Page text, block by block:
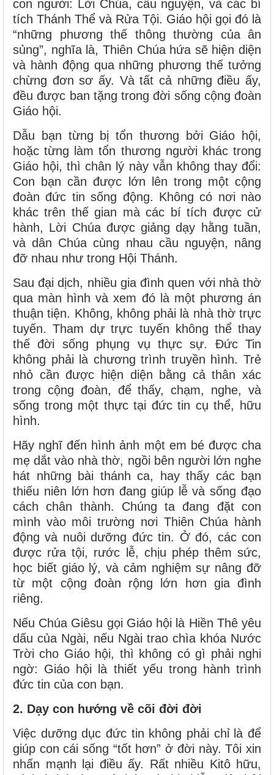
con người: Lời Chúa, cầu nguyện, và các bí
tích Thánh Thể và Rửa Tội. Giáo hội gọi đó là
“những phương thế thông thường của ân
sủng”, nghĩa là, Thiên Chúa hứa sẽ hiện diện
và hành động qua những phương thế tưởng
chừng đơn sơ ấy. Và tất cả những điều ấy,
đều được ban tặng trong đời sống cộng đoàn
Giáo hội.
Dẫu bạn từng bị tổn thương bởi Giáo hội,
hoặc từng làm tổn thương người khác trong
Giáo hội, thì chân lý này vẫn không thay đổi:
Con bạn cần được lớn lên trong một cộng
đoàn đức tin sống động. Không có nơi nào
khác trên thế gian mà các bí tích được cử
hành, Lời Chúa được giảng dạy hằng tuần,
và dân Chúa cùng nhau cầu nguyện, nâng
đỡ nhau như trong Hội Thánh.
Sau đại dịch, nhiều gia đình quen với nhà thờ
qua màn hình và xem đó là một phương án
thuận tiện. Không, không phải là nhà thờ trực
tuyến. Tham dự trực tuyến không thể thay
thế đời sống phụng vụ thực sự. Đức Tin
không phải là chương trình truyền hình. Trẻ
nhỏ cần được hiện diện bằng cả thân xác
trong cộng đoàn, để thấy, chạm, nghe, và
sống trong một thực tại đức tin cụ thể, hữu
hình.
Hãy nghĩ đến hình ảnh một em bé được cha
mẹ dắt vào nhà thờ, ngồi bên người lớn nghe
hát những bài thánh ca, hay thấy các bạn
thiếu niên lớn hơn đang giúp lễ và sống đạo
cách chân thành. Chúng ta đang đặt con
mình vào môi trường nơi Thiên Chúa hành
động và nuôi dưỡng đức tin. Ở đó, các con
được rửa tội, rước lễ, chịu phép thêm sức,
học biết giáo lý, và cảm nghiệm sự nâng đỡ
từ một cộng đoàn rộng lớn hơn gia đình
riêng.
Nếu Chúa Giêsu gọi Giáo hội là Hiền Thê yêu
dấu của Ngài, nếu Ngài trao chìa khóa Nước
Trời cho Giáo hội, thì không có gì phải nghi
ngờ: Giáo hội là thiết yếu trong hành trình
đức tin của con bạn.
2. Dạy con hướng về cõi đời đời
Việc dưỡng dục đức tin không phải chỉ là để
giúp con cái sống “tốt hơn” ở đời này. Tôi xin
nhấn mạnh lại điều ấy. Rất nhiều Kitô hữu,